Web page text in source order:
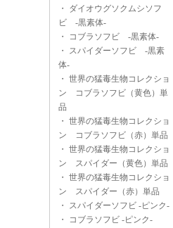
・ ダイオウグソクムシソフ
ビ -黒素体-
・
コブラソフビ -黒素体-
・ スパイダーソフビ -黒素
体-
・ 世界の猛毒生物コレクショ
ン コブラソフビ（黄色）単
品
・ 世界の猛毒生物コレクショ
ン コブラソフビ（赤）単品
・ 世界の猛毒生物コレクショ
ン スパイダー（黄色）単品
・ 世界の猛毒生物コレクショ
ン スパイダー（赤）単品
・ スパイダーソフビ -ピンク-
・
コブラソフビ -ピンク-